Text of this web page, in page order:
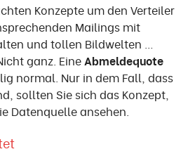
Konzepte um den Verteiler
Mailings mit
und tollen Bildwelten …
ganz. EineAbmeldequote
normal. Nur in dem Fall, dass
sollten Sie sich das Konzept,
Datenquelle ansehen.